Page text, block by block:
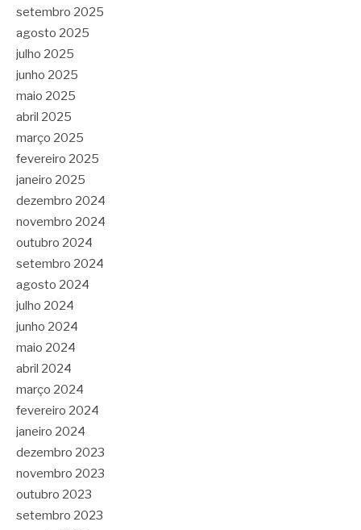
setembro 2025
agosto 2025
julho 2025
junho 2025
maio 2025
abril 2025
março 2025
fevereiro 2025
janeiro 2025
dezembro 2024
novembro 2024
outubro 2024
setembro 2024
agosto 2024
julho 2024
junho 2024
maio 2024
abril 2024
março 2024
fevereiro 2024
janeiro 2024
dezembro 2023
novembro 2023
outubro 2023
setembro 2023